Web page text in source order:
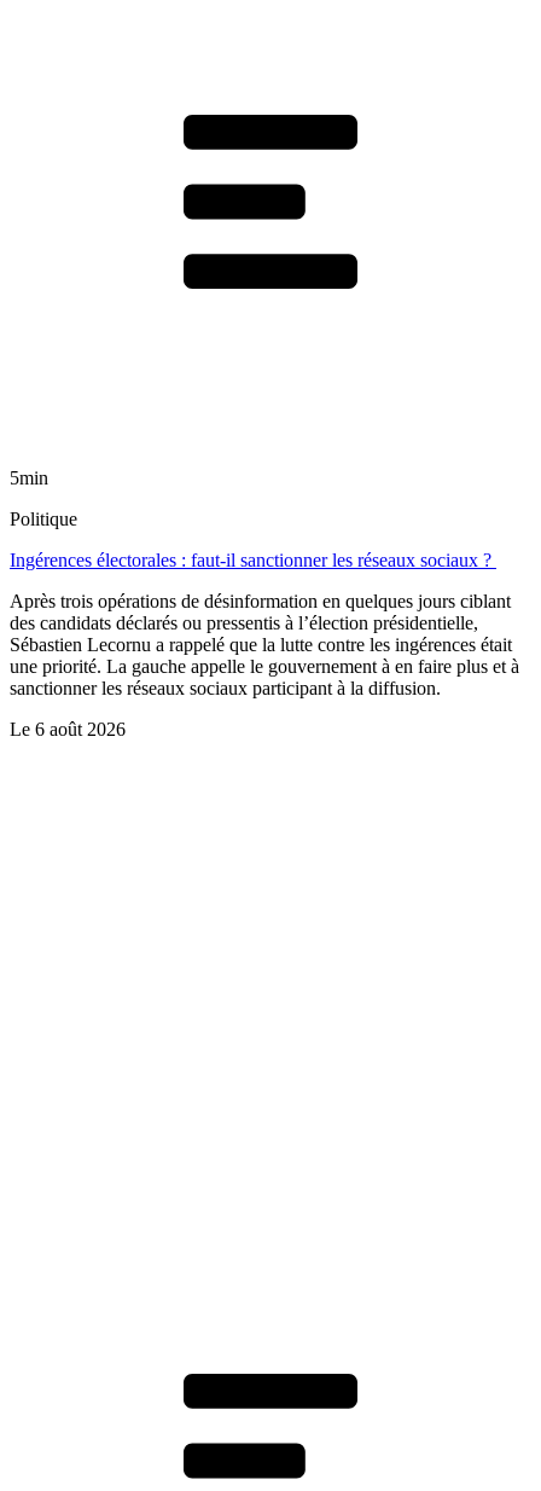
5min
Politique
Ingérences électorales : faut-il sanctionner les réseaux sociaux ?
Après trois opérations de désinformation en quelques jours ciblant
des candidats déclarés ou pressentis à l’élection présidentielle,
Sébastien Lecornu a rappelé que la lutte contre les ingérences était
une priorité. La gauche appelle le gouvernement à en faire plus et à
sanctionner les réseaux sociaux participant à la diffusion.
Le 6 août 2026